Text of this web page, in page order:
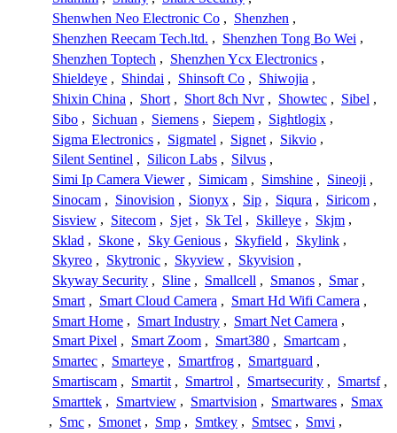
Shenwhen Neo Electronic Co , Shenzhen ,
Shenzhen Reecam Tech.ltd. , Shenzhen Tong Bo Wei ,
Shenzhen Toptech , Shenzhen Ycx Electronics ,
Shieldeye , Shindai , Shinsoft Co , Shiwojia ,
Shixin China , Short , Short 8ch Nvr , Showtec , Sibel ,
Sibo , Sichuan , Siemens , Siepem , Sightlogix ,
Sigma Electronics , Sigmatel , Signet , Sikvio ,
Silent Sentinel , Silicon Labs , Silvus ,
Simi Ip Camera Viewer , Simicam , Simshine , Sineoji ,
Sinocam , Sinovision , Sionyx , Sip , Siqura , Siricom ,
Sisview , Sitecom , Sjet , Sk Tel , Skilleye , Skjm ,
Sklad , Skone , Sky Genious , Skyfield , Skylink ,
Skyreo , Skytronic , Skyview , Skyvision ,
Skyway Security , Sline , Smallcell , Smanos , Smar ,
Smart , Smart Cloud Camera , Smart Hd Wifi Camera ,
Smart Home , Smart Industry , Smart Net Camera ,
Smart Pixel , Smart Zoom , Smart380 , Smartcam ,
Smartec , Smarteye , Smartfrog , Smartguard ,
Smartiscam , Smartit , Smartrol , Smartsecurity , Smartsf ,
Smarttek , Smartview , Smartvision , Smartwares , Smax
, Smc , Smonet , Smp , Smtkey , Smtsec , Smvi ,